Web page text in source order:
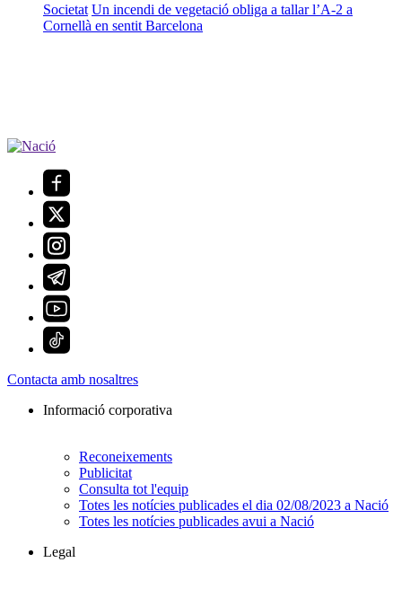
Societat Un incendi de vegetació obliga a tallar l’A-2 a
Cornellà en sentit Barcelona
Contacta amb nosaltres
Informació corporativa
Reconeixements
Publicitat
Consulta tot l'equip
Totes les notícies publicades el dia 02/08/2023 a Nació
Totes les notícies publicades avui a Nació
Legal